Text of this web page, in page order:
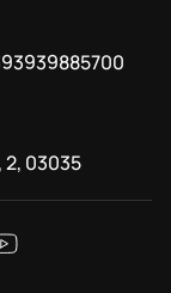
2, 03035